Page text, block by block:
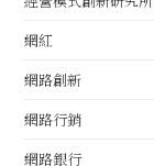
網紅
網路創新
網路行銷
網路銀行